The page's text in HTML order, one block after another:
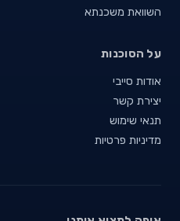
השוואת משכנתא
על הסוכנות
אודות סייבי
יצירת קשר
תנאי שימוש
מדיניות פרטיות